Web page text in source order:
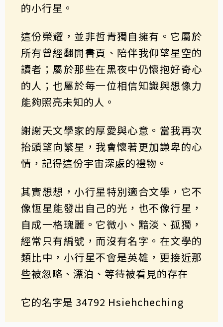
的小行星。
這份榮耀，並非哲青獨自擁有。它屬於
所有曾經翻開書頁、陪伴我仰望星空的
讀者；屬於那些在黑夜中仍懷抱好奇心
的人；也屬於每一位相信知識與想像力
能夠照亮未知的人。
謝謝天文學家的厚愛與心意。當我再次
抬頭望向繁星，我會懷著更加謙卑的心
情，記得這份宇宙深處的禮物。
其實想想，小行星特別適合文學，它不
像恆星能發出自己的光，也不像行星，
自成一格瑰麗。它微小、黯淡、孤獨，
經常只有編號，而沒有名字。在文學的
類比中，小行星不會是英雄，更接近那
些被忽略、漂泊、等待被看見的存在
它的名字是 34792 Hsiehcheching